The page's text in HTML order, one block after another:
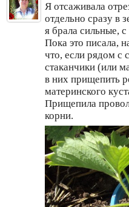
Я отсаживала
отдельно сразу в
я брала сильные,
Пока это писала,
что, если рядом с
стаканчики (или
в них прищепить
материнского
Прищепила
корни.